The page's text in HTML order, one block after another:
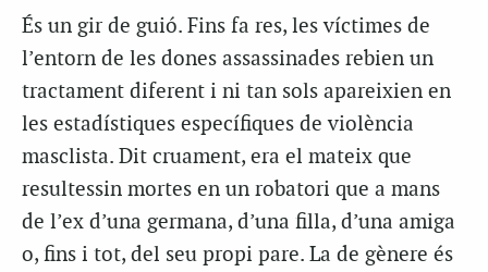
És un gir de guió. Fins fa res, les víctimes de
l’entorn de les dones assassinades rebien un
tractament diferent i ni tan sols apareixien en
les estadístiques específiques de violència
masclista. Dit cruament, era el mateix que
resultessin mortes en un robatori que a mans
de l’ex d’una germana, d’una filla, d’una amiga
o, fins i tot, del seu propi pare. La de gènere és